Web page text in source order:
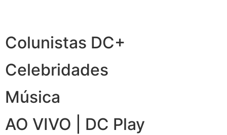
Colunistas DC+
Celebridades
Música
AO VIVO | DC Play